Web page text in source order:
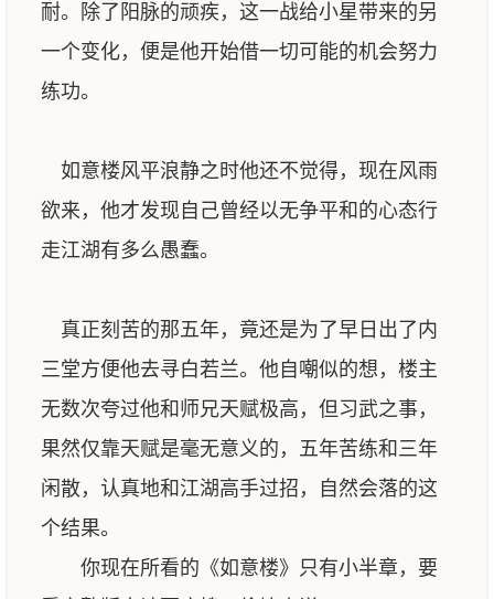
耐。除了阳脉的顽疾，这一战给小星带来的另
一个变化，便是他开始借一切可能的机会努力
练功。
如意楼风平浪静之时他还不觉得，现在风雨
欲来，他才发现自己曾经以无争平和的心态行
走江湖有多么愚蠢。
真正刻苦的那五年，竟还是为了早日出了内
三堂方便他去寻白若兰。他自嘲似的想，楼主
无数次夸过他和师兄天赋极高，但习武之事，
果然仅靠天赋是毫无意义的，五年苦练和三年
闲散，认真地和江湖高手过招，自然会落的这
个结果。
你现在所看的《如意楼》只有小半章，要